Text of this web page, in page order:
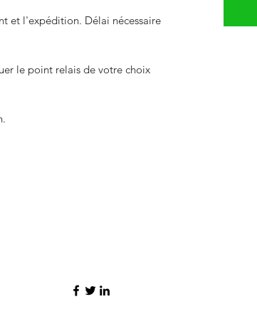
et l'expédition. Délai nécessaire
le point relais de votre choix